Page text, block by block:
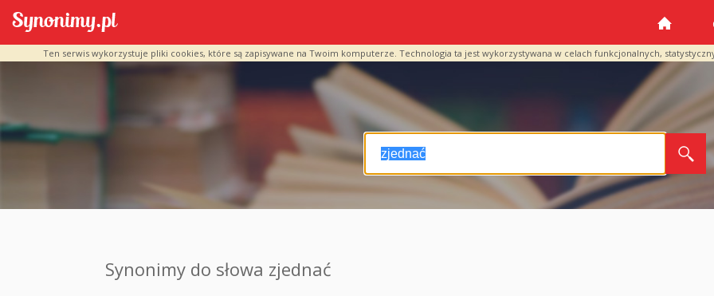
Ten serwis wykorzystuje pliki cookies, które są zapisywane na Twoim komputerze. Technologia ta jest wykorzystywana w celach funkcjonalnych,
Synonimy do słowa zjednać